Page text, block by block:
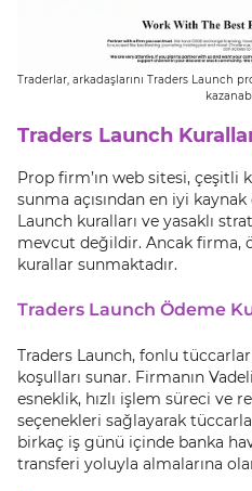
Traderlar, arkadaşlarını Traders Launch
Traders Launch
Prop firm’ın web sitesi, çeşitli
sunma açısından en iyi
Launch kuralları ve yasaklı
mevcut değildir. Ancak firma,
kurallar sunmaktadır.
Traders Launch Ödeme
Traders Launch, fonlu
koşulları sunar. Firmanın
esneklik, hızlı işlem süreci ve
seçenekleri sağlayarak
birkaç iş günü içinde banka
transferi yoluyla almalarına